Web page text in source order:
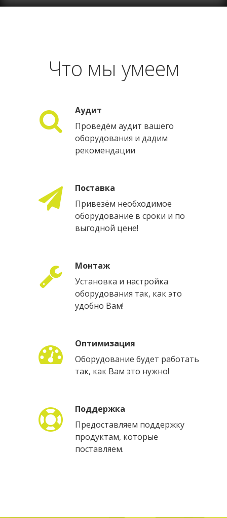
Что мы умеем
Аудит
Проведём аудит вашего
оборудования и дадим
рекомендации
Поставка
Привезём необходимое
оборудование в сроки и по
выгодной цене!
Монтаж
Установка и настройка
оборудования так, как это
удобно Вам!
Оптимизация
Оборудование будет работать
так, как Вам это нужно!
Поддержка
Предоставляем поддержку
продуктам, которые
поставляем.